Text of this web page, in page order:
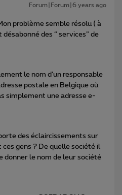
Forum|Forum|6 years ago
problème semble résolu ( à
des “ services” de
le nom d’un responsable
postale en Belgique où
simplement une adresse e-
des éclaircissements sur
gens ? De quelle société il
donner le nom de leur société